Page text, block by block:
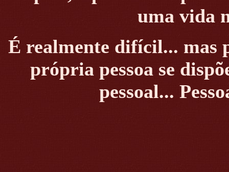
uma vida
É realmente difícil... mas
própria pessoa se
pessoal...